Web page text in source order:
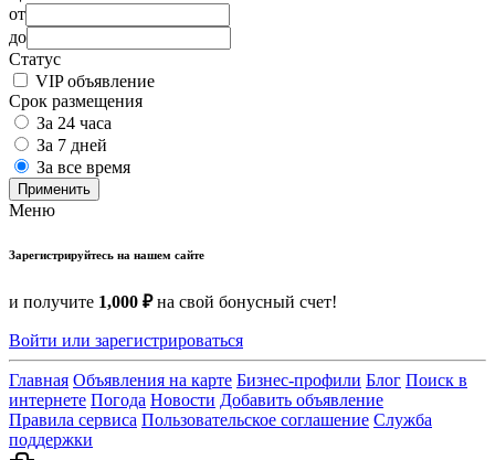
от
до
Статус
VIP объявление
Срок размещения
За 24 часа
За 7 дней
За все время
Применить
Меню
Зарегистрируйтесь на нашем сайте
и получите 1,000 ₽на свой бонусный счет!
Войти или зарегистрироваться
Главная Объявления на карте Бизнес-профили Блог Поиск в
интернете Погода Новости Добавить объявление
Правила сервиса Пользовательское соглашение Служба
поддержки